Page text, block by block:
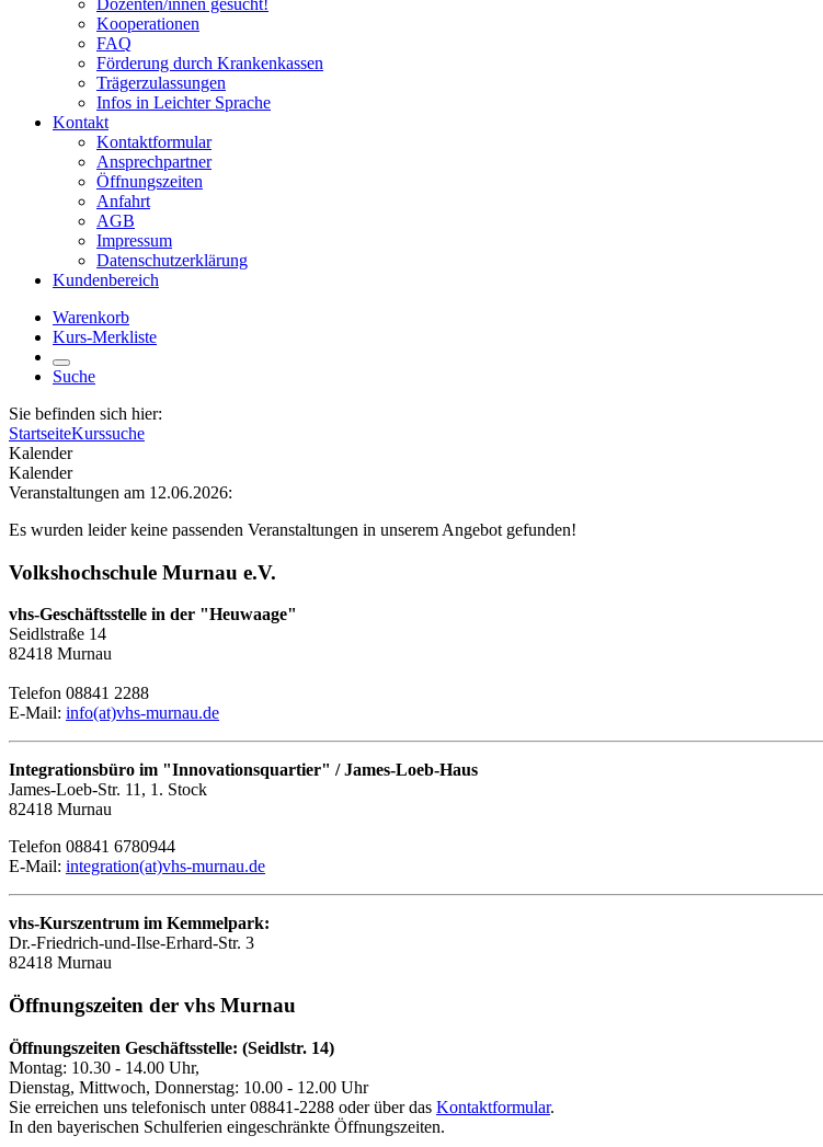
Dozenten/innen gesucht!
Kooperationen
FAQ
Förderung durch Krankenkassen
Trägerzulassungen
Infos in Leichter Sprache
Kontakt
Kontaktformular
Ansprechpartner
Öffnungszeiten
Anfahrt
AGB
Impressum
Datenschutzerklärung
Kundenbereich
Warenkorb
Kurs-Merkliste
Suche
Sie befinden sich hier:
StartseiteKurssuche
Kalender
Kalender
Veranstaltungen am 12.06.2026:
Es wurden leider keine passenden Veranstaltungen in unserem Angebot gefunden!
Volkshochschule Murnau e.V.
vhs-Geschäftsstelle in der "Heuwaage"
Seidlstraße 14
82418 Murnau
Telefon 08841 2288
E-Mail: info(at)vhs-murnau.de
Integrationsbüro im "Innovationsquartier" / James-Loeb-Haus
James-Loeb-Str. 11, 1. Stock
82418 Murnau
Telefon 08841 6780944
E-Mail: integration(at)vhs-murnau.de
vhs-Kurszentrum im Kemmelpark:
Dr.-Friedrich-und-Ilse-Erhard-Str. 3
82418 Murnau
Öffnungszeiten der vhs Murnau
Öffnungszeiten Geschäftsstelle: (Seidlstr. 14)
Montag: 10.30 - 14.00 Uhr,
Dienstag, Mittwoch, Donnerstag: 10.00 - 12.00 Uhr
Sie erreichen uns telefonisch unter 08841-2288 oder über das Kontaktformular.
In den bayerischen Schulferien eingeschränkte Öffnungszeiten.